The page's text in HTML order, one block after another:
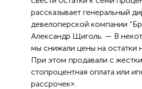
рассказывает генеральный
девелоперской компании
Александр Щиголь. — В
мы снижали цены на остатки
При этом продавали с
стопроцентная оплата или
рассрочек».